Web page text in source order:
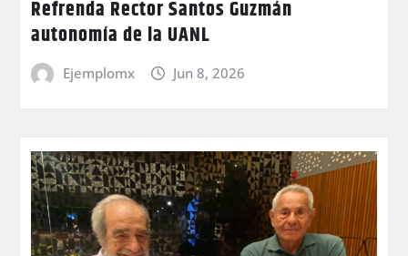
Refrenda Rector Santos Guzmán
autonomía de la UANL
Ejemplomx Jun 8, 2026